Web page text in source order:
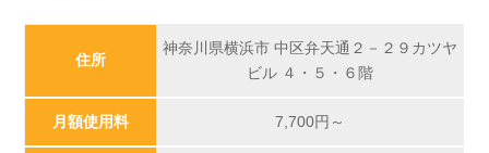
住所
神奈川県横浜市 中区弁天通２－２９カツヤ
ビル ４・５・６階
月額使用料 7,700円～